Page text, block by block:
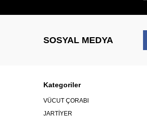
SOSYAL MEDYA
Kategoriler
VÜCUT ÇORABI
JARTİYER